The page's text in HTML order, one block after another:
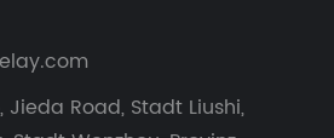
Jieda Road, Stadt Liushi,